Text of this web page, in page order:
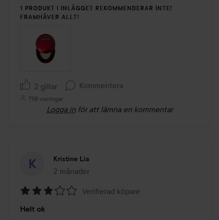
1 PRODUKT I INLÄGGET REKOMMENDERAR INTE!
FRAMHÄVER ALLT!
2 gillar Kommentera
798 visningar
Logga in för att lämna en kommentar
Kristine Lia
2 månader
Inlägget skapades 2 månader
3
Verifierad köpare
Helt ok